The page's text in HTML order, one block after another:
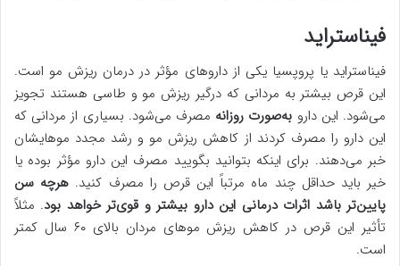
فیناستراید
فیناستراید یا پروپسیا یکی از داروهای مؤثر در درمان ریزش مو است.
این قرص بیشتر به مردانی که درگیر ریزش مو و طاسی هستند تجویز
می‌شود. این دارو به‌صورت روزانه مصرف می‌شود. بسیاری از مردانی که
این دارو را مصرف کردند از کاهش ریزش مو و رشد مجدد موهایشان
خبر می‌دهند. برای اینکه بتوانید بگویید مصرف این دارو مؤثر بوده یا
خیر باید حداقل چند ماه مرتباً این قرص را مصرف کنید. هرچه سن
پایین‌تر باشد اثرات درمانی این دارو بیشتر و قوی‌تر خواهد بود. مثلاً
تأثیر این قرص در کاهش ریزش موهای مردان بالای ۶۰ سال کمتر
است.